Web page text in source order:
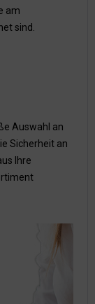
am
sind.
Auswahl an
Sicherheit an
Ihre